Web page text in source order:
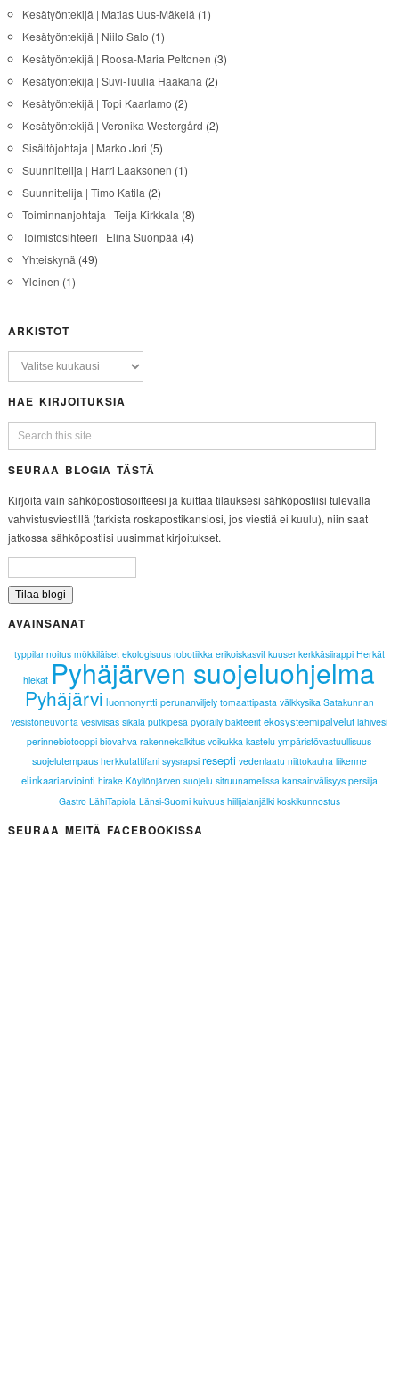
Kesätyöntekijä | Matias Uus-Mäkelä (1)
Kesätyöntekijä | Niilo Salo (1)
Kesätyöntekijä | Roosa-Maria Peltonen (3)
Kesätyöntekijä | Suvi-Tuulia Haakana (2)
Kesätyöntekijä | Topi Kaarlamo (2)
Kesätyöntekijä | Veronika Westergård (2)
Sisältöjohtaja | Marko Jori (5)
Suunnittelija | Harri Laaksonen (1)
Suunnittelija | Timo Katila (2)
Toiminnanjohtaja | Teija Kirkkala (8)
Toimistosihteeri | Elina Suonpää (4)
Yhteiskynä (49)
Yleinen (1)
ARKISTOT
HAE KIRJOITUKSIA
SEURAA BLOGIA TÄSTÄ
Kirjoita vain sähköpostiosoitteesi ja kuittaa tilauksesi sähköpostiisi tulevalla
vahvistusviestillä (tarkista roskapostikansiosi, jos viestiä ei kuulu), niin saat
jatkossa sähköpostiisi uusimmat kirjoitukset.
AVAINSANAT
typpilannoitus mökkiläiset ekologisuus robotiikka erikoiskasvit kuusenkerkkäsiirappi Herkät
hiekat Pyhäjärven suojeluohjelma
Pyhäjärvi luonnonyrtti perunanviljely tomaattipasta välkkysika Satakunnan
vesistöneuvonta vesiviisas sikala putkipesä pyöräily bakteerit ekosysteemipalvelut lähivesi
perinnebiotooppi biovahva rakennekalkitus voikukka kastelu ympäristövastuullisuus
suojelutempaus herkkutattifani syysrapsi resepti vedenlaatu niittokauha liikenne
elinkaariarviointi hirake Köyliönjärven suojelu sitruunamelissa kansainvälisyys persilja
Gastro LähiTapiola Länsi-Suomi kuivuus hiilijalanjälki koskikunnostus
SEURAA MEITÄ FACEBOOKISSA